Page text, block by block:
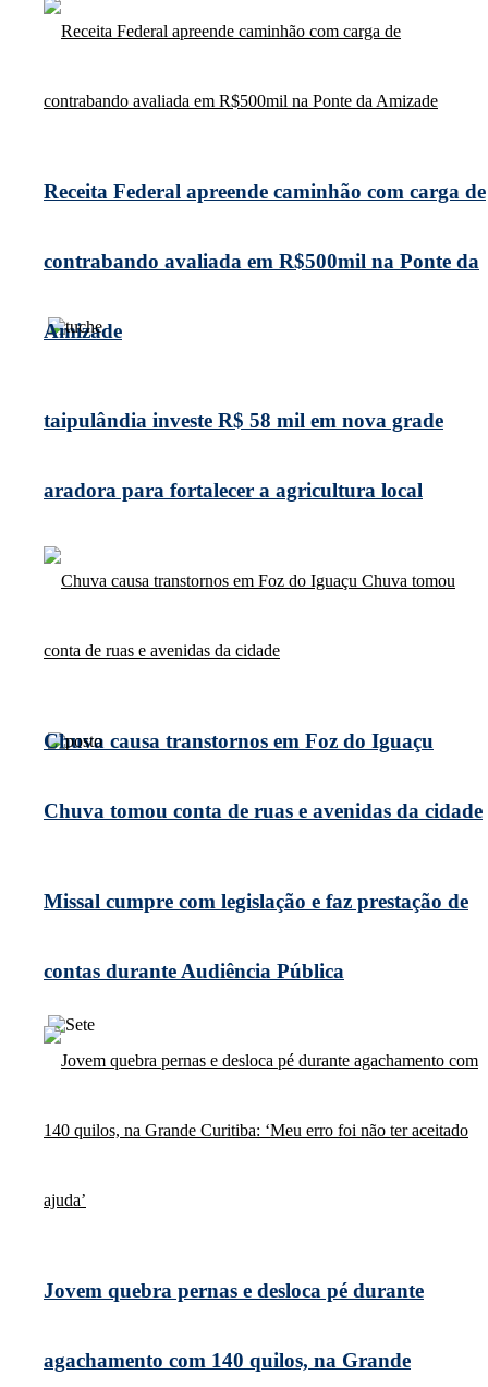
Receita Federal apreende caminhão com carga de
contrabando avaliada em R$500mil na Ponte da
Amizade
taipulândia investe R$ 58 mil em nova grade
aradora para fortalecer a agricultura local
Chuva causa transtornos em Foz do Iguaçu
Chuva tomou conta de ruas e avenidas da cidade
Missal cumpre com legislação e faz prestação de
contas durante Audiência Pública
Jovem quebra pernas e desloca pé durante
agachamento com 140 quilos, na Grande